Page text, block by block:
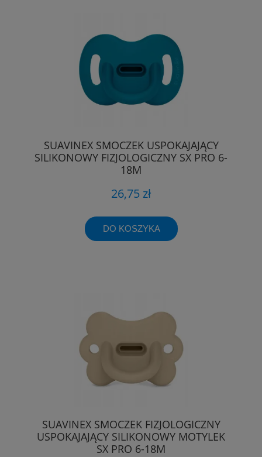
SUAVINEX SMOCZEK USPOKAJAJĄCY
SILIKONOWY FIZJOLOGICZNY SX PRO 6-
18M
26,75 zł
DO KOSZYKA
SUAVINEX SMOCZEK FIZJOLOGICZNY
USPOKAJAJĄCY SILIKONOWY MOTYLEK
SX PRO 6-18M